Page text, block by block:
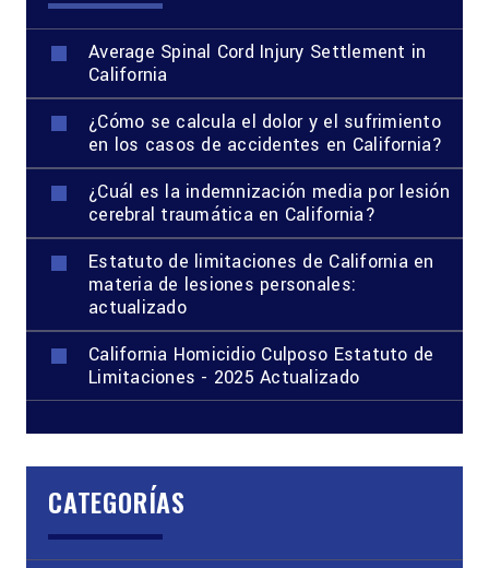
Average Spinal Cord Injury Settlement in
California
¿Cómo se calcula el dolor y el sufrimiento
en los casos de accidentes en California?
¿Cuál es la indemnización media por lesión
cerebral traumática en California?
Estatuto de limitaciones de California en
materia de lesiones personales:
actualizado
California Homicidio Culposo Estatuto de
Limitaciones - 2025 Actualizado
CATEGORÍAS